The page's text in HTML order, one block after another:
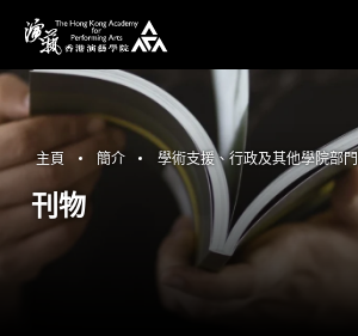
香港演藝學院
主頁 簡介 學術支援、行政及其他學院部門
刊物